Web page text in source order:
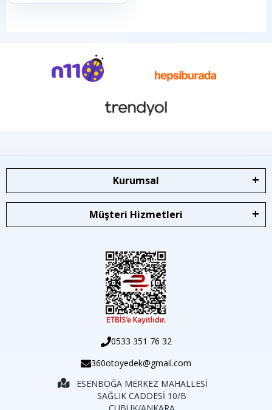
Kurumsal
Müşteri Hizmetleri
0533 351 76 32
360otoyedek@gmail.com
ESENBOĞA MERKEZ MAHALLESİ
SAĞLIK CADDESİ 10/B